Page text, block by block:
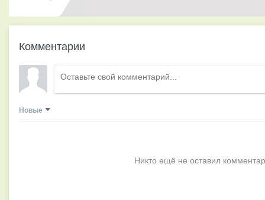
Комментарии
Новые
Никто ещё не оставил